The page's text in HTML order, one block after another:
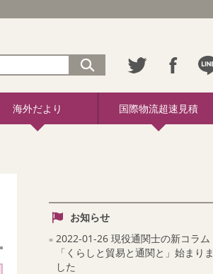
海外だより 国際物流超速見積
お知らせ
2022-01-26 現役通関士の新コラム
「くらしと貿易と通関と」始まりま
した